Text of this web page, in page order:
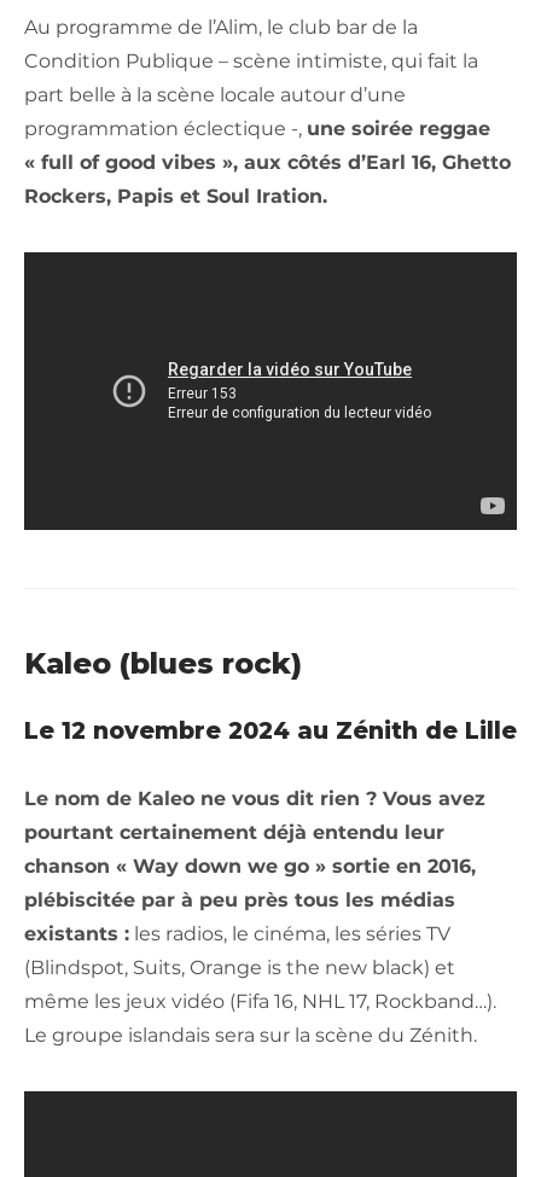
Au programme de l’Alim, le club bar de la
Condition Publique – scène intimiste, qui fait la
part belle à la scène locale autour d’une
programmation éclectique -, une soirée reggae
« full of good vibes », aux côtés d’Earl 16, Ghetto
Rockers, Papis et Soul Iration.
Kaleo (blues rock)
Le 12 novembre 2024 au Zénith de Lille
Le nom de Kaleo ne vous dit rien ? Vous avez
pourtant certainement déjà entendu leur
chanson « Way down we go » sortie en 2016,
plébiscitée par à peu près tous les médias
existants : les radios, le cinéma, les séries TV
(Blindspot, Suits, Orange is the new black) et
même les jeux vidéo (Fifa 16, NHL 17, Rockband…).
Le groupe islandais sera sur la scène du Zénith.